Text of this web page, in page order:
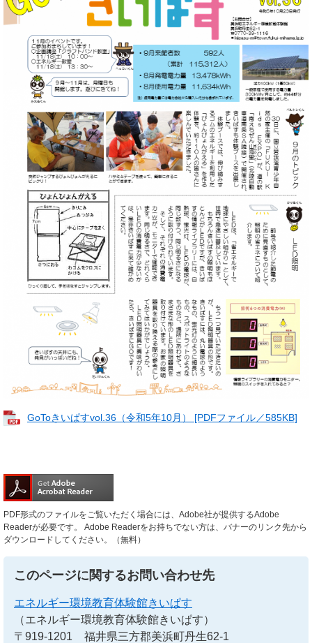
GoToきいぱすvol.36（令和5年10月） [PDFファイル／585KB]
PDF形式のファイルをご覧いただく場合には、Adobe社が提供するAdobe
Readerが必要です。
Adobe Readerをお持ちでない方は、バナーのリンク先から
ダウンロードしてください。（無料）
このページに関するお問い合わせ先
エネルギー環境教育体験館きいぱす
（エネルギー環境教育体験館きいぱす）
〒919-1201
福井県三方郡美浜町丹生62-1